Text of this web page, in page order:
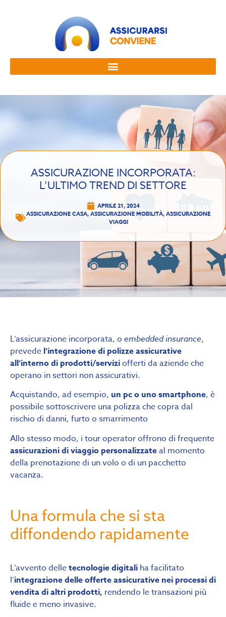
ASSICURAZIONE INCORPORATA:
L’ULTIMO TREND DI SETTORE
APRILE 21, 2024
ASSICURAZIONE CASA, ASSICURAZIONE MOBILITÀ, ASSICURAZIONE
VIAGGI
L’assicurazione incorporata, o embedded insurance,
prevede l’integrazione di polizze assicurative
all’interno di prodotti/serviziofferti da aziende che
operano in settori non assicurativi.
Acquistando, ad esempio, un pc o uno smartphone, è
possibile sottoscrivere una polizza che copra dal
rischio di danni, furto o smarrimento
Allo stesso modo, i tour operator offrono di frequente
assicurazioni di viaggio personalizzateal momento
della prenotazione di un volo o di un pacchetto
vacanza.
Una formula che si sta
diffondendo rapidamente
L’avvento delletecnologie digitali ha facilitato
l’integrazione delle offerte assicurative nei processi di
vendita di altri prodotti, rendendo le transazioni più
fluide e meno invasive.